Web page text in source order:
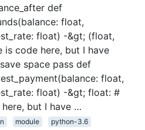
def
float,
float) -&gt; (float,
is code here, but I have
space pass def
float,
float) -&gt; float: #
but I have …
module
python-3.6